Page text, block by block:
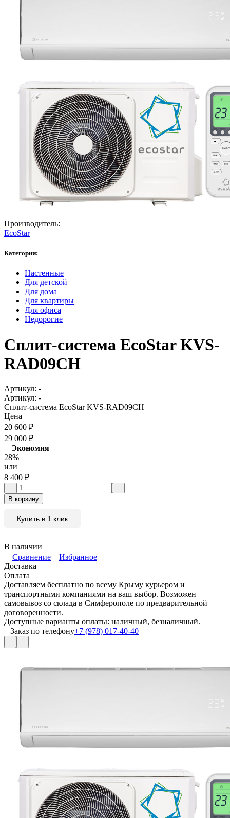
Производитель:
EcoStar
Категории:
Настенные
Для детской
Для дома
Для квартиры
Для офиса
Недорогие
Сплит-система EcoStar KVS-
RAD09CH
Артикул: -
Артикул: -
Сплит-система EcoStar KVS-RAD09CH
Цена
20 600 ₽
29 000 ₽
Экономия
28%
или
8 400 ₽
В корзину
Купить в 1 клик
В наличии
Сравнение
Избранное
Доставка
Оплата
Доставляем бесплатно по всему Крыму курьером и
транспортными компаниями на ваш выбор. Возможен
самовывоз со склада в Симферополе по предварительной
договоренности.
Доступные варианты оплаты: наличный, безналичный.
Заказ по телефону+7 (978) 017-40-40